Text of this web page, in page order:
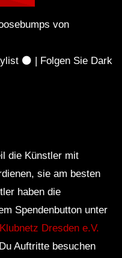
von
⚫️ | Folgen Sie Dark
die Künstler mit
sie am besten
haben die
Spendenbutton unter
Klubnetz Dresden e.V.
Auftritte besuchen